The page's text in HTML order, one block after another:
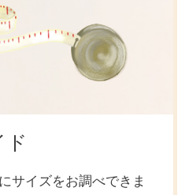
ド
サイズをお調べできま